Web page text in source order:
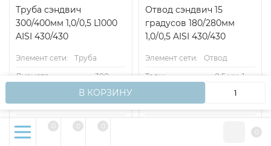
В КОРЗИНУ
Труба сэндвич
300/400мм 1,0/0,5 L1000
AISI 430/430
Элемент сети:
Труба
Диаметр
300,
400
Длина дымохода:
1000 мм
Толщ.
материала:
0.5 мм, 1
Отвод сэндвич 15
градусов 180/280мм
1,0/0,5 AISI 430/430
Элемент сети:
Отвод
Толщ.
0.5 мм, 1
Толщина изоляции:
быстрее для вас.